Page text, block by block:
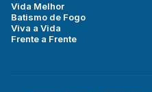
Vida Melhor
Batismo de Fogo
Viva a Vida
Frente a Frente